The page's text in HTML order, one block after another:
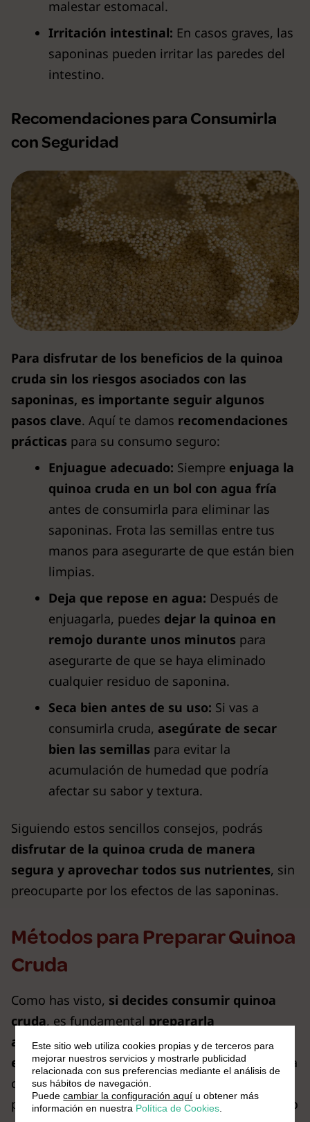
malestar estomacal.
Irritación intestinal: En casos graves, las
saponinas pueden irritar las paredes del
intestino.
Recomendaciones para Consumirla
con Seguridad
Para disfrutar de los beneficios de la quinoa
cruda sin los riesgos asociados con las
saponinas, es importante seguir algunos
pasos clave. Aquí te damos recomendaciones
prácticas para su consumo seguro:
Enjuague adecuado: Siempre enjuaga la
quinoa cruda en un bol con agua fría
antes de consumirla para eliminar las
saponinas. Frota las semillas entre tus
manos para asegurarte de que están bien
limpias.
Deja que repose en agua: Después de
enjuagarla, puedes dejar la quinoa en
remojo durante unos minutos para
asegurarte de que se haya eliminado
cualquier residuo de saponina.
Seca bien antes de su uso: Si vas a
consumirla cruda, asegúrate de secar
bien las semillas para evitar la
acumulación de humedad que podría
afectar su sabor y textura.
Siguiendo estos sencillos consejos, podrás
disfrutar de la quinoa cruda de manera
segura y aprovechar todos sus nutrientes, sin
preocuparte por los efectos de las saponinas.
Métodos para Preparar Quinoa
Cruda
Como has visto, si decides consumir quinoa
cruda, es fundamental prepararla
adecuadamente para asegurar su sabor y
eliminar cualquier impureza. Aunque la quinoa
cocida es la forma más común de disfrutarla,
prepararla en crudo es posible siempre y cuando
Este sitio web utiliza cookies propias y de terceros para
mejorar nuestros servicios y mostrarle publicidad
relacionada con sus preferencias mediante el análisis de
sus hábitos de navegación.
Puedecambiar la configuración aquí u obtener más
información en nuestra Política de Cookies